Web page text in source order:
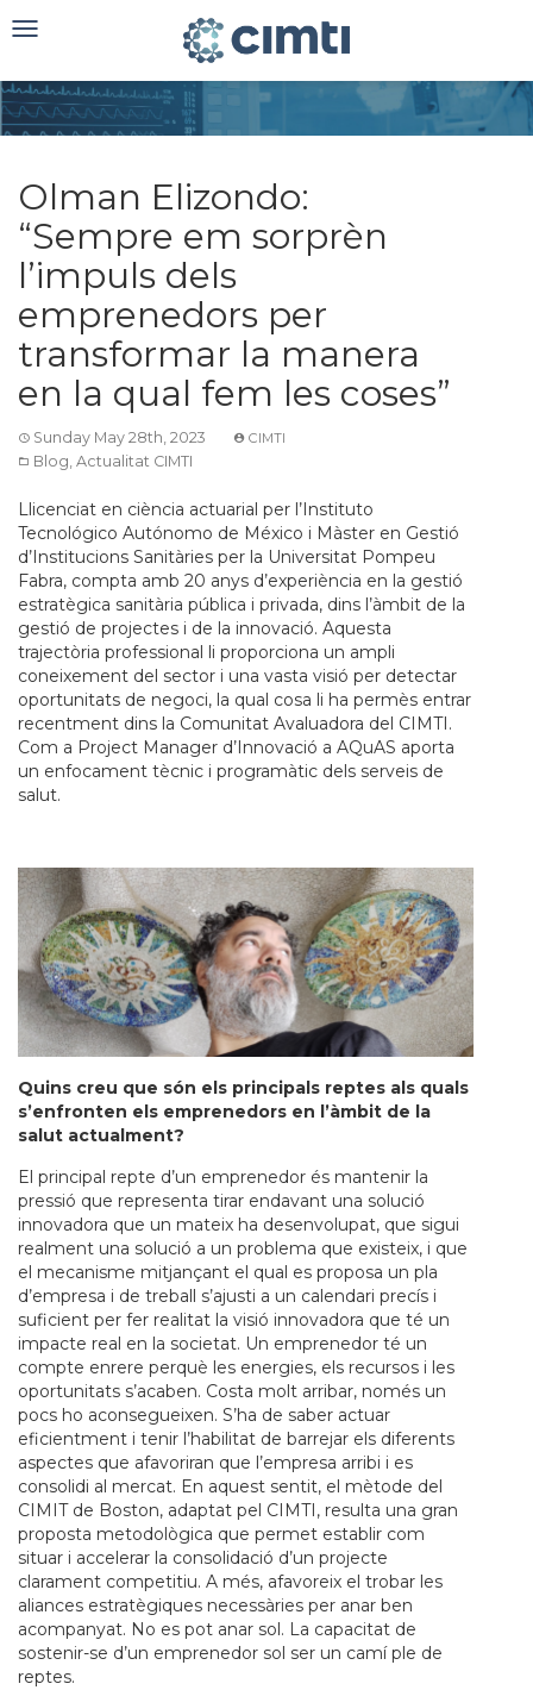
Toggle
Olman Elizondo:
“Sempre em sorprèn
l’impuls dels
emprenedors per
transformar la manera
en la qual fem les coses”
Sunday May 28th, 2023 CIMTI
Blog, Actualitat CIMTI
Llicenciat en ciència actuarial per l’Instituto
Tecnológico Autónomo de México i Màster en Gestió
d’Institucions Sanitàries per la Universitat Pompeu
Fabra, compta amb 20 anys d’experiència en la gestió
estratègica sanitària pública i privada, dins l’àmbit de la
gestió de projectes i de la innovació. Aquesta
trajectòria professional li proporciona un ampli
coneixement del sector i una vasta visió per detectar
oportunitats de negoci, la qual cosa li ha permès entrar
recentment dins la Comunitat Avaluadora del CIMTI.
Com a Project Manager d’Innovació a AQuAS aporta
un enfocament tècnic i programàtic dels serveis de
salut.
Quins creu que són els principals reptes als quals
s’enfronten els emprenedors en l’àmbit de la
salut actualment?
El principal repte d’un emprenedor és mantenir la
pressió que representa tirar endavant una solució
innovadora que un mateix ha desenvolupat, que sigui
realment una solució a un problema que existeix, i que
el mecanisme mitjançant el qual es proposa un pla
d’empresa i de treball s’ajusti a un calendari precís i
suficient per fer realitat la visió innovadora que té un
impacte real en la societat. Un emprenedor té un
compte enrere perquè les energies, els recursos i les
oportunitats s’acaben. Costa molt arribar, només un
pocs ho aconsegueixen. S’ha de saber actuar
eficientment i tenir l’habilitat de barrejar els diferents
aspectes que afavoriran que l’empresa arribi i es
consolidi al mercat. En aquest sentit, el mètode del
CIMIT de Boston, adaptat pel CIMTI, resulta una gran
proposta metodològica que permet establir com
situar i accelerar la consolidació d’un projecte
clarament competitiu. A més, afavoreix el trobar les
aliances estratègiques necessàries per anar ben
acompanyat. No es pot anar sol. La capacitat de
sostenir-se d’un emprenedor sol ser un camí ple de
reptes.